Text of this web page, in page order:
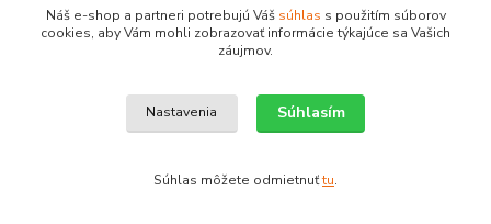
leksunsro@gmail.com
Upravit sběr cookies.
Náš e-shop a partneri potrebujú Váš súhlas s použitím súborov
cookies, aby Vám mohli zobrazovať informácie týkajúce sa Vašich
záujmov.
Nastavenia Súhlasím
Súhlas môžete odmietnuťtu.